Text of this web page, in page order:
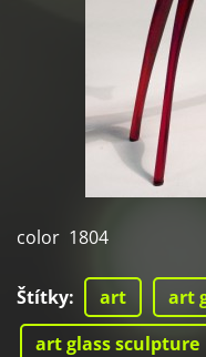
color 1804
Štítky: art art
art glass sculpture